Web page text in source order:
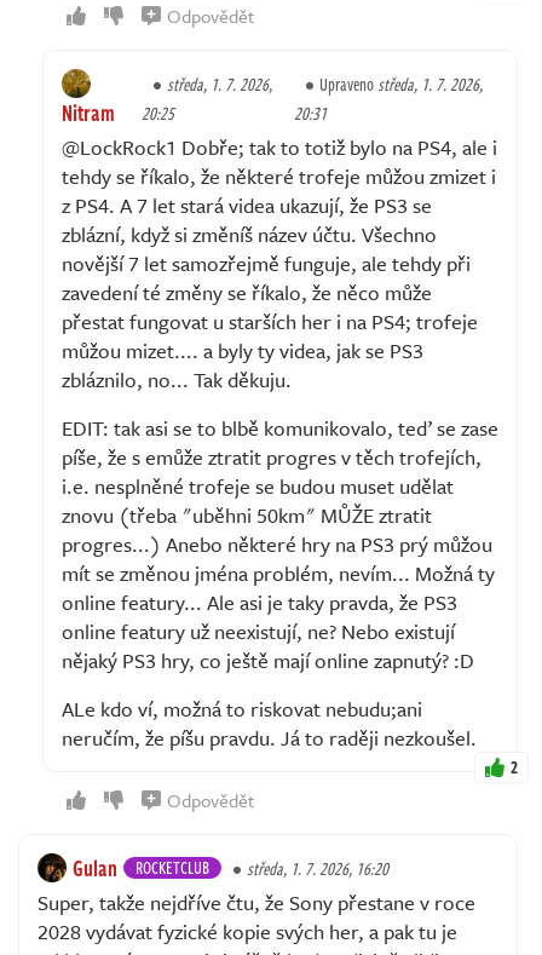
Odpovědět
Nitram
středa, 1. 7. 2026,
20:25
Upravenostředa, 1. 7. 2026,
20:31
@LockRock1 Dobře; tak to totiž bylo na PS4, ale i
tehdy se říkalo, že některé trofeje můžou zmizet i
z PS4. A 7 let stará videa ukazují, že PS3 se
zblázní, když si změníš název účtu. Všechno
novější 7 let samozřejmě funguje, ale tehdy při
zavedení té změny se říkalo, že něco může
přestat fungovat u starších her i na PS4; trofeje
můžou mizet.... a byly ty videa, jak se PS3
zbláznilo, no... Tak děkuju.
EDIT: tak asi se to blbě komunikovalo, teď se zase
píše, že s emůže ztratit progres v těch trofejích,
i.e. nesplněné trofeje se budou muset udělat
znovu (třeba "uběhni 50km" MŮŽE ztratit
progres...) Anebo některé hry na PS3 prý můžou
mít se změnou jména problém, nevím... Možná ty
online featury... Ale asi je taky pravda, že PS3
online featury už neexistují, ne? Nebo existují
nějaký PS3 hry, co ještě mají online zapnutý? :D
ALe kdo ví, možná to riskovat nebudu;ani
neručím, že píšu pravdu. Já to raději nezkoušel.
2
Odpovědět
Gulan ROCKETCLUB středa, 1. 7. 2026, 16:20
Super, takže nejdříve čtu, že Sony přestane v roce
2028 vydávat fyzické kopie svých her, a pak tu je